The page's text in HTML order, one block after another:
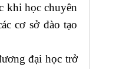
khi học chuyên
cơ sở đào tạo
đại học trở